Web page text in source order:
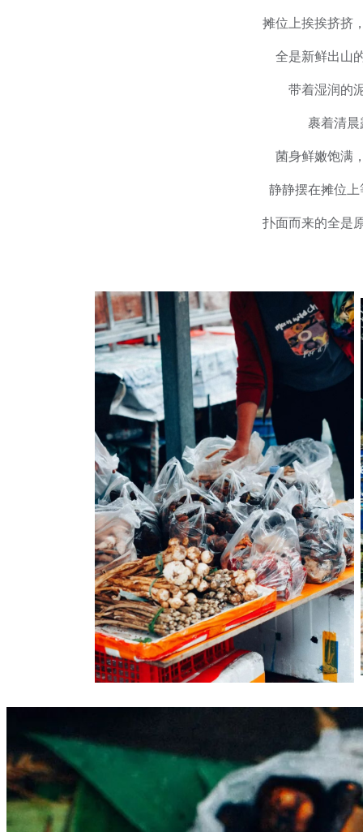
摊位上挨挨挤挤
全是新鲜出山
带着湿润的
裹着清晨
菌身鲜嫩饱满
静静摆在摊位
扑面而来的全是